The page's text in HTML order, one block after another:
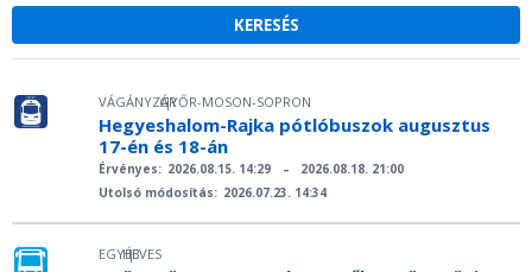
VÁGÁNYZÁR
|
GYŐR-MOSON-SOPRON
Hegyeshalom-Rajka pótlóbuszok augusztus
17-én és 18-án
Érvényes: 2026.08.15. 14:29 –
2026.08.18. 21:00
Utolsó módosítás: 2026.07.23. 14:34
EGYÉB
|
HEVES